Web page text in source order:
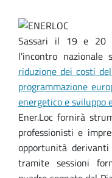
Sassari il 19 e 20
l'incontro nazionale
riduzione dei costi
programmazione
energetico e sviluppo
Ener.Loc fornirà
professionisti e
opportunità derivanti
tramite sessioni